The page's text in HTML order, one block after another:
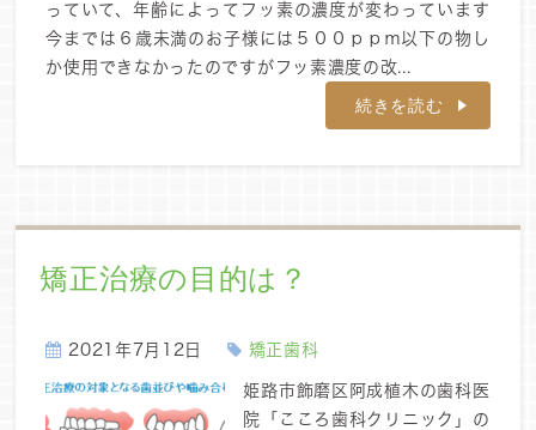
っていて、年齢によってフッ素の濃度が変わっています
今までは６歳未満のお子様には５００ｐｐｍ以下の物し
か使用できなかったのですがフッ素濃度の改...
続きを読む
矯正治療の目的は？
2021年7月12日 矯正歯科
姫路市飾磨区阿成植木の歯科医
院「こころ歯科クリニック」の